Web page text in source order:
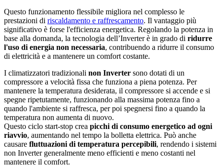
Questo funzionamento flessibile migliora nel complesso le
prestazioni di riscaldamento e raffrescamento. Il vantaggio più
significativo è forse l'efficienza energetica. Regolando la potenza in
base alla domanda, la tecnologia dell’Inverter è in grado di ridurre
l'uso di energia non necessaria, contribuendo a ridurre il consumo
di elettricità e a mantenere un comfort costante.
I climatizzatori tradizionali non Inverter sono dotati di un
compressore a velocità fissa che funziona a piena potenza. Per
mantenere la temperatura desiderata, il compressore si accende e si
spegne ripetutamente, funzionando alla massima potenza fino a
quando l'ambiente si raffresca, per poi spegnersi fino a quando la
temperatura non aumenta di nuovo.
Questo ciclo start-stop crea picchi di consumo energetico ad ogni
riavvio, aumentando nel tempo la bolletta elettrica. Può anche
causare fluttuazioni di temperatura percepibili, rendendo i sistemi
non Inverter generalmente meno efficienti e meno costanti nel
mantenere il comfort.